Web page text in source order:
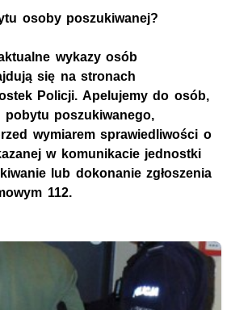
osoby poszukiwanej?
wykazy osób
się na stronach
Policji. Apelujemy do osób,
pobytu poszukiwanego,
wymiarem sprawiedliwości o
w komunikacie jednostki
lub dokonanie zgłoszenia
112.